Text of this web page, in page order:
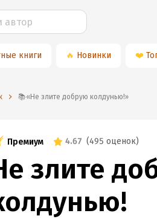
книги 🔥 Новинки ❤️
📚«Не злите добрую колдунью!»
Премиум 4.67 (495 оценок)
злите